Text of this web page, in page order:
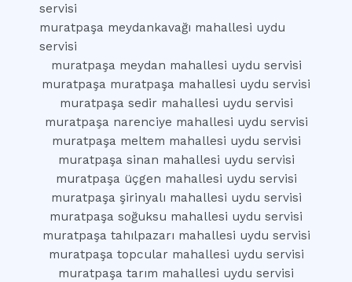
servisi
muratpaşa meydankavağı mahallesi uydu
servisi
muratpaşa meydan mahallesi uydu servisi
muratpaşa muratpaşa mahallesi uydu servisi
muratpaşa sedir mahallesi uydu servisi
muratpaşa narenciye mahallesi uydu servisi
muratpaşa meltem mahallesi uydu servisi
muratpaşa sinan mahallesi uydu servisi
muratpaşa üçgen mahallesi uydu servisi
muratpaşa şirinyalı mahallesi uydu servisi
muratpaşa soğuksu mahallesi uydu servisi
muratpaşa tahılpazarı mahallesi uydu servisi
muratpaşa topcular mahallesi uydu servisi
muratpaşa tarım mahallesi uydu servisi